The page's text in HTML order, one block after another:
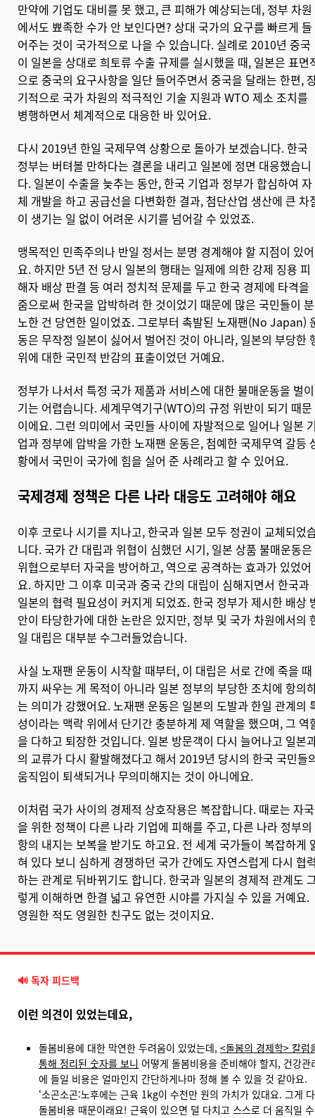
만약에 기업도 대비를 못 했고, 큰 피해가 예상되는데, 정부 차원
에서도 뾰족한 수가 안 보인다면? 상대 국가의 요구를 빠르게 들
어주는 것이 국가적으로 나을 수 있습니다. 실례로 2010년 중국
이 일본을 상대로 희토류 수출 규제를 실시했을 때, 일본은 표면
으로 중국의 요구사항을 일단 들어주면서 중국을 달래는 한편,
기적으로 국가 차원의 적극적인 기술 지원과 WTO 제소 조치를
병행하면서 체계적으로 대응한 바 있어요.
다시 2019년 한일 국제무역 상황으로 돌아가 보겠습니다. 한국
정부는 버텨볼 만하다는 결론을 내리고 일본에 정면 대응했습니
다. 일본이 수출을 늦추는 동안, 한국 기업과 정부가 합심하여 자
체 개발을 하고 공급선을 다변화한 결과, 첨단산업 생산에 큰 차
이 생기는 일 없이 어려운 시기를 넘어갈 수 있었죠.
맹목적인 민족주의나 반일 정서는 분명 경계해야 할 지점이 있어
요. 하지만 5년 전 당시 일본의 행태는 일제에 의한 강제 징용 피
해자 배상 판결 등 여러 정치적 문제를 두고 한국 경제에 타격을
줌으로써 한국을 압박하려 한 것이었기 때문에 많은 국민들이 분
노한 건 당연한 일이었죠. 그로부터 촉발된 노재팬(No Japan)
동은 무작정 일본이 싫어서 벌어진 것이 아니라, 일본의 부당한
위에 대한 국민적 반감의 표출이었던 거예요.
정부가 나서서 특정 국가 제품과 서비스에 대한 불매운동을 벌이
기는 어렵습니다. 세계무역기구(WTO)의 규정 위반이 되기 때문
이에요. 그런 의미에서 국민들 사이에 자발적으로 일어나 일본
업과 정부에 압박을 가한 노재팬 운동은, 첨예한 국제무역 갈등
황에서 국민이 국가에 힘을 실어 준 사례라고 할 수 있어요.
국제경제 정책은 다른 나라 대응도 고려해야 해요
이후 코로나 시기를 지나고, 한국과 일본 모두 정권이 교체되었
니다. 국가 간 대립과 위협이 심했던 시기, 일본 상품 불매운동은
위협으로부터 자국을 방어하고, 역으로 공격하는 효과가 있었어
요. 하지만 그 이후 미국과 중국 간의 대립이 심해지면서 한국과
일본의 협력 필요성이 커지게 되었죠. 한국 정부가 제시한 배상
안이 타당한가에 대한 논란은 있지만, 정부 및 국가 차원에서의
일 대립은 대부분 수그러들었습니다.
사실 노재팬 운동이 시작할 때부터, 이 대립은 서로 간에 죽을 때
까지 싸우는 게 목적이 아니라 일본 정부의 부당한 조치에 항의
는 의미가 강했어요. 노재팬 운동은 일본의 도발과 한일 관계의
성이라는 맥락 위에서 단기간 충분하게 제 역할을 했으며, 그 역
을 다하고 퇴장한 것입니다. 일본 방문객이 다시 늘어나고 일본
의 교류가 다시 활발해졌다고 해서 2019년 당시의 한국 국민들
움직임이 퇴색되거나 무의미해지는 것이 아니에요.
이처럼 국가 사이의 경제적 상호작용은 복잡합니다. 때로는 자국
을 위한 정책이 다른 나라 기업에 피해를 주고, 다른 나라 정부의
항의 내지는 보복을 받기도 하고요. 전 세계 국가들이 복잡하게
혀 있다 보니 심하게 경쟁하던 국가 간에도 자연스럽게 다시 협
하는 관계로 뒤바뀌기도 합니다. 한국과 일본의 경제적 관계도
렇게 이해하면 한결 넓고 유연한 시야를 가지실 수 있을 거예요.
영원한 적도 영원한 친구도 없는 것이지요.
🔊 독자 피드백
이런 의견이 있었는데요,
돌봄비용에 대한 막연한 두려움이 있었는데, <돌봄의 경제학> 칼럼
통해 정리된 숫자를 보니 어떻게 돌봄비용을 준비해야 할지, 건강관
에 들일 비용은 얼마인지 간단하게나마 정해 볼 수 있을 것 같아요.
‘소곤소곤:노후에는 근육 1kg이 수천만 원의 가치가 있대요. 그게 다
돌봄비용 때문이래요! 근육이 있으면 덜 다치고 스스로 더 움직일 수